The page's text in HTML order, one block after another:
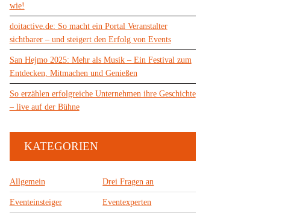
wie!
doitactive.de: So macht ein Portal Veranstalter
sichtbarer – und steigert den Erfolg von Events
San Hejmo 2025: Mehr als Musik – Ein Festival zum
Entdecken, Mitmachen und Genießen
So erzählen erfolgreiche Unternehmen ihre Geschichte
– live auf der Bühne
KATEGORIEN
Allgemein Drei Fragen an
Eventeinsteiger Eventexperten